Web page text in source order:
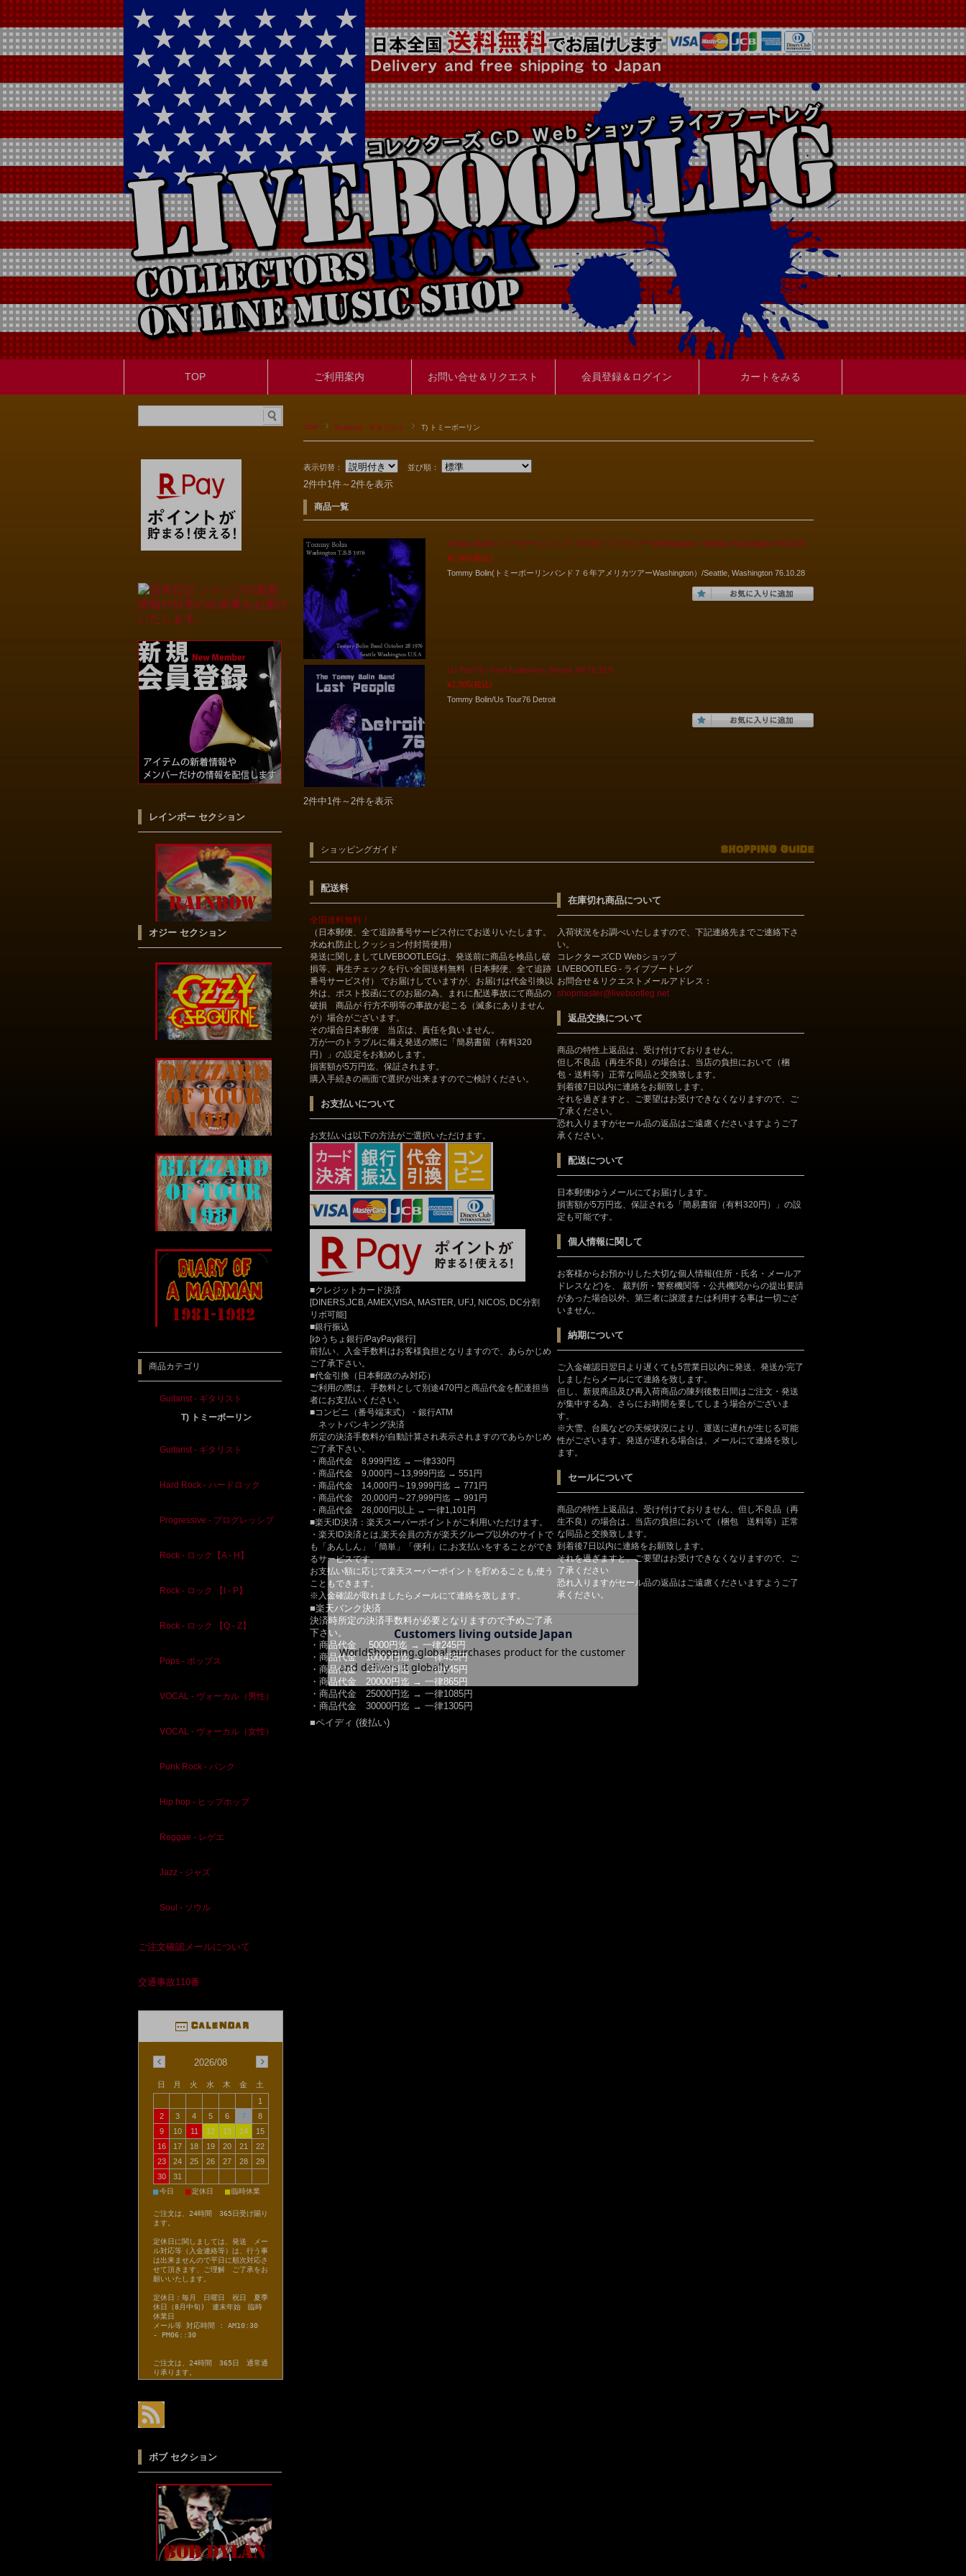
TOP ご利用案内 お問い合せ＆リクエスト 会員登録＆ログイン カートをみる
TOP Guitarist - ギタリスト T) トミーボーリン
表示切替： 並び順：
2件中1件～2件を表示
商品一覧
Tommy Bolin(トミーボーリンバンド７６年アメリカツアーWashington）/Seattle, Washington 76.10.28
¥2,305(税込)
Tommy Bolin(トミーボーリンバンド７６年アメリカツアーWashington）/Seattle, Washington 76.10.28
Us Tour76 / Ford Auditorium, Detroit, MI 76.10.5
¥2,305(税込)
Tommy Bolin/Us Tour76 Detroit
2件中1件～2件を表示
ショッピングガイド
配送料
全国送料無料！
（日本郵便、全て追跡番号サービス付にてお送りいたします。
水ぬれ防止しクッション付封筒使用）
発送に関しましてLIVEBOOTLEGは、発送前に商品を検品し破
損等、再生チェックを行い全国送料無料（日本郵便、全て追跡
番号サービス付） でお届けしていますが、お届けは代金引換以
外は、ポスト投函にてのお届の為、まれに配送事故にて商品の
破損 商品が 行方不明等の事故が起こる（滅多にありません
が）場合がございます。
その場合日本郵便 当店は、責任を負いません。
万が一のトラブルに備え発送の際に「簡易書留（有料320
円）」の設定をお勧めします。
損害額が5万円迄、保証されます。
購入手続きの画面で選択が出来ますのでご検討ください。
お支払いについて
お支払いは以下の方法がご選択いただけます。
■クレジットカード決済
[DINERS,JCB, AMEX,VISA, MASTER, UFJ, NICOS, DC分割
リボ可能]
■銀行振込
[ゆうちょ銀行/PayPay銀行]
前払い、入金手数料はお客様負担となりますので、あらかじめ
ご了承下さい。
■代金引換（日本郵政のみ対応）
ご利用の際は、手数料として別途470円と商品代金を配達担当
者にお支払いください。
■コンビニ（番号端末式）・銀行ATM
ネットバンキング決済
所定の決済手数料が自動計算され表示されますのであらかじめ
ご了承下さい。
・商品代金 8,999円迄 → 一律330円
・商品代金 9,000円～13,999円迄 → 551円
・商品代金 14,000円～19,999円迄 → 771円
・商品代金 20,000円～27,999円迄 → 991円
・商品代金 28,000円以上 → 一律1,101円
■楽天ID決済：楽天スーパーポイントがご利用いただけます。
・楽天ID決済とは,楽天会員の方が楽天グループ以外のサイトで
も「あんしん」「簡単」「便利」に,お支払いをすることができ
るサービスです。
お支払い額に応じて楽天スーパーポイントを貯めることも,使う
こともできます。
※入金確認が取れましたらメールにて連絡を致します。
■楽天バンク決済
決済時所定の決済手数料が必要となりますので予めご了承
下さい。
・商品代金 5000円迄 → 一律245円
・商品代金 10000円迄 → 一律435円
・商品代金 15000円迄 → 一律645円
・商品代金 20000円迄 → 一律865円
・商品代金 25000円迄 → 一律1085円
・商品代金 30000円迄 → 一律1305円
在庫切れ商品について
入荷状況をお調べいたしますので、下記連絡先までご連絡下さ
い。
コレクターズCD Webショップ
LIVEBOOTLEG - ライブブートレグ
お問合せ＆リクエストメールアドレス：
shopmaster@livebootleg.net
返品交換について
商品の特性上返品は、受け付けておりません。
但し不良品（再生不良）の場合は、当店の負担において（梱
包・送料等）正常な同品と交換致します。
到着後7日以内に連絡をお願致します。
それを過ぎますと、ご要望はお受けできなくなりますので、ご
了承ください。
恐れ入りますがセール品の返品はご遠慮くださいますようご了
承ください。
配送について
日本郵便ゆうメールにてお届けします。
損害額が5万円迄、保証される「簡易書留（有料320円）」の設
定も可能です。
個人情報に関して
お客様からお預かりした大切な個人情報(住所・氏名・メールア
ドレスなど)を、 裁判所・警察機関等・公共機関からの提出要請
があった場合以外、第三者に譲渡または利用する事は一切ござ
いません。
納期について
ご入金確認日翌日より遅くても5営業日以内に発送、発送か完了
しましたらメールにて連絡を致します。
但し、新規商品及び再入荷商品の陳列後数日間はご注文・発送
が集中する為、さらにお時間を要してしまう場合がございま
す。
※大雪、台風などの天候状況により、運送に遅れが生じる可能
性がございます。発送が遅れる場合は、メールにて連絡を致し
ます。
セールについて
商品の特性上返品は、受け付けておりません、但し不良品（再
生不良）の場合は、当店の負担において（梱包 送料等）正常
な同品と交換致します。
到着後7日以内に連絡をお願致します。
それを過ぎますと、ご要望はお受けできなくなりますので、ご
了承ください
恐れ入りますがセール品の返品はご遠慮くださいますようご了
承ください。
■ペイディ (後払い)
レインボー セクション
オジー セクション
商品カテゴリ
Guitarist - ギタリスト
T) トミーボーリン
Guitarist - ギタリスト
Hard Rock - ハードロック
Progressive - プログレッシブ
Rock - ロック【A - H】
Rock - ロック 【I - P】
Rock - ロック 【Q - Z】
Pops - ポップス
VOCAL - ヴォーカル（男性）
VOCAL - ヴォーカル（女性）
Punk Rock - パンク
Hip hop - ヒップホップ
Reggae - レゲエ
Jazz - ジャズ
Soul - ソウル
ご注文確認メールについて
交通事故110番
2026/08
日 月 火 水 木 金
土
1
2
3 4 5 6 7
8
9
10 11 12 13 14
15
16
17 18 19 20 21
22
23
24 25 26 27 28
29
30
31
■今日 ■定休日 ■臨時休業
ご注文は、24時間 365日受け賜り
ます。
定休日に関しましては、発送 メー
ル対応等（入金連絡等）は、行う事
は出来ませんので平日に順次対応さ
せて頂きます、ご理解 ご了承をお
願いいたします。
定休日：毎月 日曜日 祝日 夏季
休日（8月中旬) 連末年始 臨時
休業日
メール等 対応時間 : AM10:30
- PM06::30
ご注文は、24時間 365日 通常通
り承ります。
ボブ セクション